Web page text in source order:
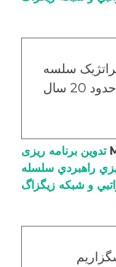
سلسه
مراتبی و منظر برازنده هستم و حدود 20 سال
تدوین برنامه ریزی
راهبردي سلسله
و شبکه زیگزاگ